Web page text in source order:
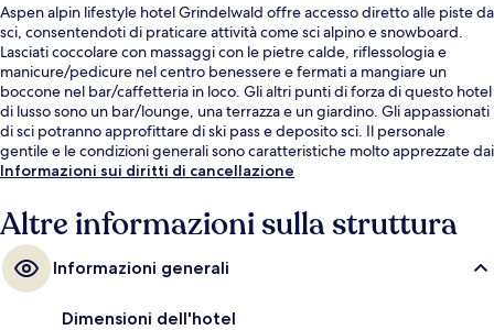
Aspen alpin lifestyle hotel Grindelwald offre accesso diretto alle piste da
sci, consentendoti di praticare attività come sci alpino e snowboard.
Lasciati coccolare con massaggi con le pietre calde, riflessologia e
manicure/pedicure nel centro benessere e fermati a mangiare un
boccone nel bar/caffetteria in loco. Gli altri punti di forza di questo hotel
di lusso sono un bar/lounge, una terrazza e un giardino. Gli appassionati
di sci potranno approfittare di ski pass e deposito sci. Il personale
gentile e le condizioni generali sono caratteristiche molto apprezzate dai
viaggiatori.
Informazioni sui diritti di cancellazione
Altre informazioni sulla struttura
Informazioni generali
Dimensioni dell'hotel